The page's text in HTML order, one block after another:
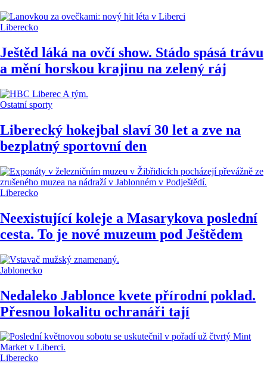
Liberecko
Ještěd láká na ovčí show. Stádo spásá trávu
a mění horskou krajinu na zelený ráj
Ostatní sporty
Liberecký hokejbal slaví 30 let a zve na
bezplatný sportovní den
Liberecko
Neexistující koleje a Masarykova poslední
cesta. To je nové muzeum pod Ještědem
Jablonecko
Nedaleko Jablonce kvete přírodní poklad.
Přesnou lokalitu ochranáři tají
Liberecko